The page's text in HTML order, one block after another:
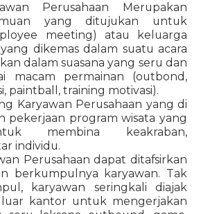
Perusahaan Merupakan
yang ditujukan untuk
meeting) atau keluarga
dikemas dalam suatu acara
dalam suasana yang seru dan
macam permainan (outbond,
paintball, training motivasi).
Karyawan Perusahaan yang di
pekerjaan program wisata yang
membina keakraban,
individu.
Perusahaan dapat ditafsirkan
berkumpulnya karyawan. Tak
karyawan seringkali diajak
kantor untuk mengerjakan